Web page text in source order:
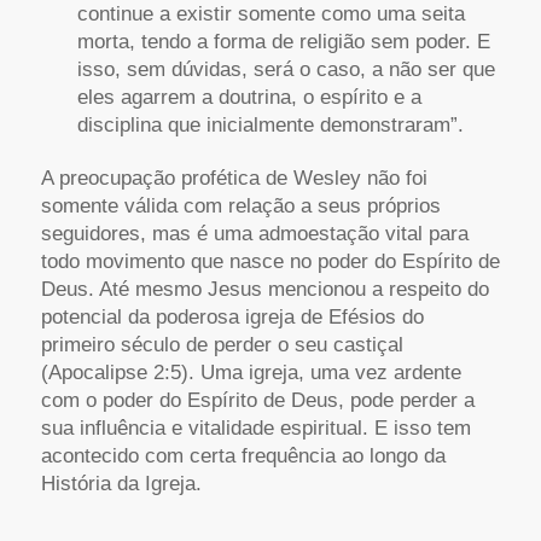
continue a existir somente como uma seita
morta, tendo a forma de religião sem poder. E
isso, sem dúvidas, será o caso, a não ser que
eles agarrem a doutrina, o espírito e a
disciplina que inicialmente demonstraram”.
A preocupação profética de Wesley não foi
somente válida com relação a seus próprios
seguidores, mas é uma admoestação vital para
todo movimento que nasce no poder do Espírito de
Deus. Até mesmo Jesus mencionou a respeito do
potencial da poderosa igreja de Efésios do
primeiro século de perder o seu castiçal
(Apocalipse 2:5). Uma igreja, uma vez ardente
com o poder do Espírito de Deus, pode perder a
sua influência e vitalidade espiritual. E isso tem
acontecido com certa frequência ao longo da
História da Igreja.